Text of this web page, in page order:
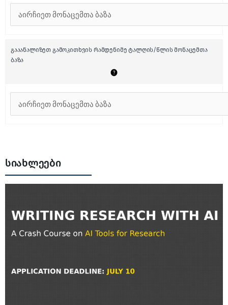
გააანალიზეთ გამოკითხვის რამდენიმე ტალღის/წლის მონაცემთა
ბაზა
სიახლეები